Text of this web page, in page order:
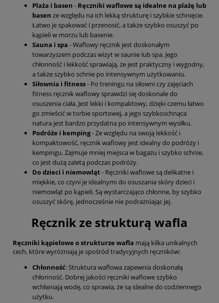
Plaża i basen - Ręczniki waflowe są idealne na plażę lub
basen ze względu na ich lekką strukturę i szybkie schnięcie.
Łatwo je spakować i przenosić, a także szybko osuszyć po
kąpieli w morzu lub basenie.
Sauna i spa - Waflowy ręcznik jest doskonałym
towarzyszem podczas wizyt w saunie lub spa. Jego
chłonność i lekkość sprawiają, że jest praktyczny i wygodny,
a także szybko schnie po intensywnym użytkowaniu.
Siłownia i fitness- Po treningu na siłowni czy zajęciach
fitness ręcznik waflowy sprawdzi się doskonale do
osuszenia ciała. Jest lekki i kompaktowy, dzięki czemu łatwo
go zmieścić w torbie sportowej, a jego szybkoschnąca
natura jest bardzo przydatna po intensywnym wysiłku.
Podróże i kemping- Ze względu na swoją lekkość i
kompaktowość, ręcznik waflowy jest idealny do podróży i
kempingu. Zajmuje mniej miejsca w bagażu i szybko schnie,
co jest dużą zaletą podczas podróży.
Do dzieci i niemowląt - Ręczniki waflowe są delikatne i
miękkie, co czyni je idealnymi do osuszania skóry dzieci i
niemowląt po kąpieli. Są wystarczająco chłonne, by szybko
osuszyć skórę, jednocześnie nie podrażniając jej.
Ręcznik ze strukturą wafla
Ręczniki kąpielowe o strukturze wafla mają kilka unikalnych
cech, które wyróżniają je spośród tradycyjnych ręczników:
Chłonność: Struktura waflowa zapewnia doskonałą
chłonność. Dobrej jakości ręczniki waflowe szybko
wchłaniają wodę, co sprawia, że są idealne do codziennego
użytku.